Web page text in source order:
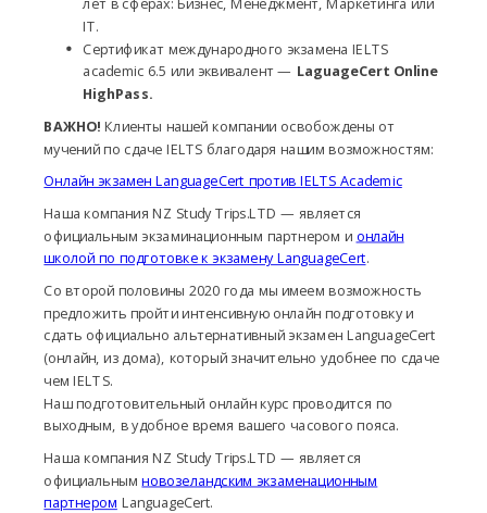
IT.
Сертификат международного экзамена IELTS
academic 6.5 или эквивалент — LaguageCert Online
HighPass.
ВАЖНО!Клиенты нашей компании освобождены от
мучений по сдаче IELTS благодаря нашим возможностям:
Онлайн экзамен LanguageCert против IELTS Academic
Наша компания NZ Study Trips.LTD — является
официальным экзаминационным партнером и онлайн
школой по подготовке к экзамену LanguageCert.
Со второй половины 2020 года мы имеем возможность
предложить пройти интенсивную онлайн подготовку и
сдать официально альтернативный экзамен LanguageCert
(онлайн, из дома), который значительно удобнее по сдаче
чем IELTS.
Наш подготовительный онлайн курс проводится по
выходным, в удобное время вашего часового пояса.
Наша компания NZ Study Trips.LTD — является
официальнымновозеландским экзаменационным
партнером LanguageCert.